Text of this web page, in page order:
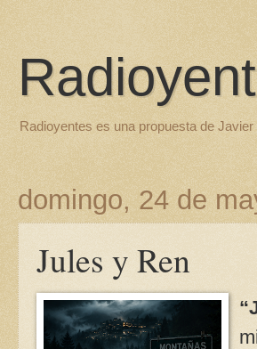
Radioyentes es una propuesta de
domingo, 24 de
Jules y Ren